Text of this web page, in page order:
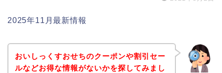
2025年11月最新情報
おいしっくすおせちのクーポンや割引セー
ルなどお得な情報がないかを探してみまし